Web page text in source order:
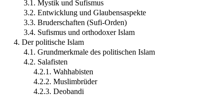
3.1. Mystik und Sufismus
3.2. Entwicklung und Glaubensaspekte
3.3. Bruderschaften (Sufi-Orden)
3.4. Sufismus und orthodoxer Islam
4. Der politische Islam
4.1. Grundmerkmale des politischen Islam
4.2. Salafisten
4.2.1. Wahhabisten
4.2.2. Muslimbrüder
4.2.3. Deobandi